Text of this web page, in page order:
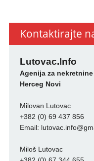
Kontaktirajte
Lutovac.Info
Agenija za nekretnine
Herceg Novi
Milovan Lutovac
+382 (0) 69 437 856
Email:
Miloš Lutovac